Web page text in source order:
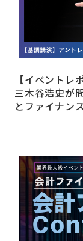
【イベントレ
三木谷浩史が
とファイナン